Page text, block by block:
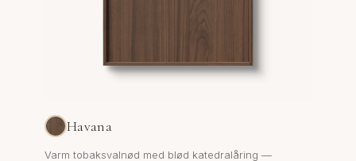
Havana
Varm tobaksvalnød med blød katedralåring —